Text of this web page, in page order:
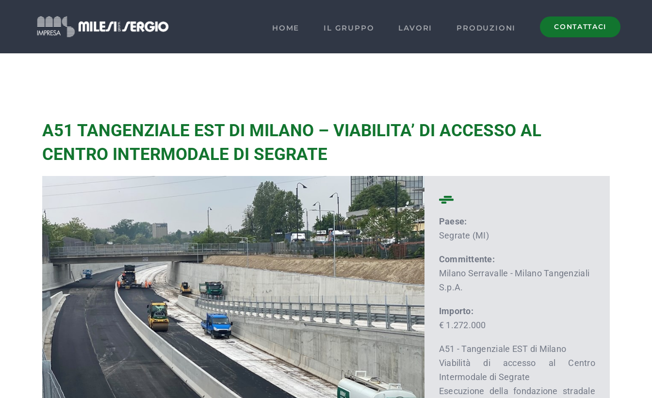
contenuto
HOME IL GRUPPO LAVORI PRODUZIONI CONTATTACI
A51 TANGENZIALE EST DI MILANO – VIABILITA’ DI ACCESSO AL
CENTRO INTERMODALE DI SEGRATE
Paese:
Segrate (MI)
Committente:
Milano Serravalle - Milano Tangenziali
S.p.A.
Importo:
€ 1.272.000
A51 - Tangenziale EST di Milano
Viabilità di accesso al Centro
Intermodale di Segrate
Esecuzione della fondazione stradale